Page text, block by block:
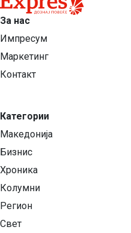
За нас
Импресум
Маркетинг
Контакт
Категории
Македонија
Бизнис
Хроника
Колумни
Регион
Свет